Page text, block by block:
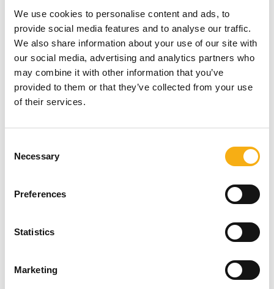
We use cookies to personalise content and ads, to
provide social media features and to analyse our traffic.
We also share information about your use of our site with
our social media, advertising and analytics partners who
may combine it with other information that you’ve
provided to them or that they’ve collected from your use
of their services.
Selection
Necessary
Preferences
Statistics
Marketing
OilQuick - Redskabsfæster til
gaffeltrucks
OilQuick - Redskabsfæster til kraner
På messen
Demarec - Sortergrabbe
Dette produkt kan opleves på udstillerens stand på messen